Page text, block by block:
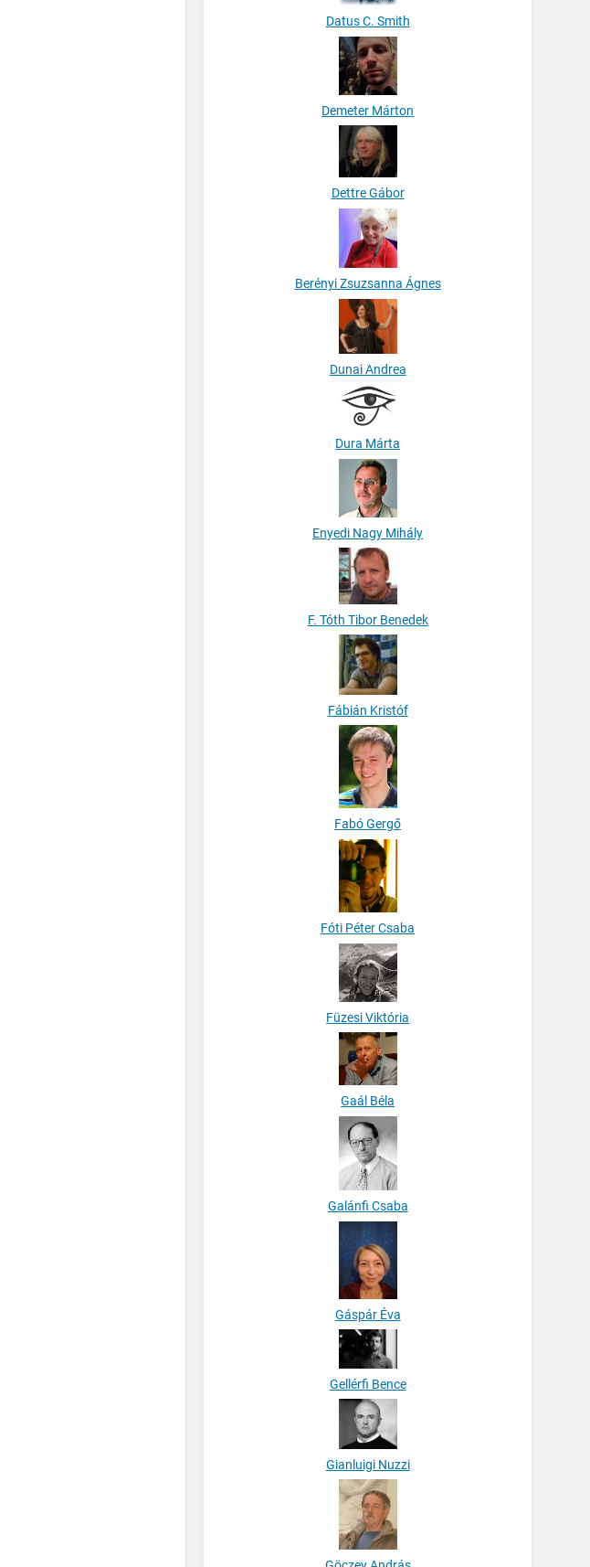
Datus C. Smith
Demeter Márton
Dettre Gábor
Berényi Zsuzsanna Ágnes
Dunai Andrea
Dura Márta
Enyedi Nagy Mihály
F. Tóth Tibor Benedek
Fábián Kristóf
Fabó Gergő
Fóti Péter Csaba
Füzesi Viktória
Gaál Béla
Galánfi Csaba
Gáspár Éva
Gellérfi Bence
Gianluigi Nuzzi